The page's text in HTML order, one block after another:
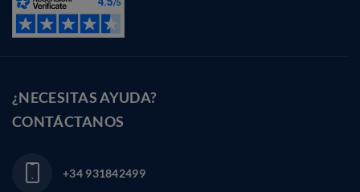
¿NECESITAS AYUDA?
CONTÁCTANOS
+34 931842499